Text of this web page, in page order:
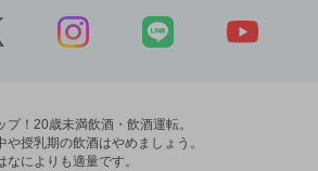
プ！20歳未満飲酒・飲酒運転。
や授乳期の飲酒はやめましょう。
なによりも適量です。